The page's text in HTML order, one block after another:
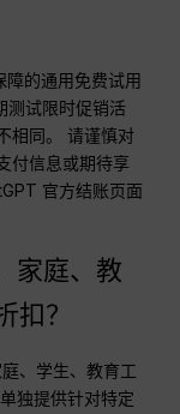
障的通用免费试用
测试限时促销活
相同。 请谨慎对
付信息或期待享
官方结账页面
家庭、教
扣？
、学生、教育工
独提供针对特定